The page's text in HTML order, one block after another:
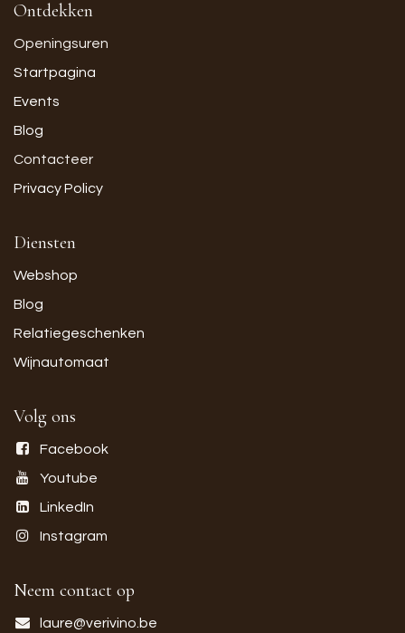
Ontdekken
Openingsuren
Startpagina
Events
Blog
Contacteer
Privacy Policy
Diensten
Webshop
Blog
Relatiegeschenken
Wijnautomaat
Volg ons
Facebook
Youtube
LinkedIn
Instagram
Neem contact op
laure@verivino.be